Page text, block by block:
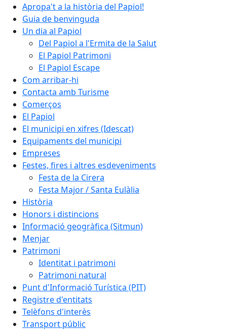
Apropa't a la història del Papiol!
Guia de benvinguda
Un dia al Papiol
Del Papiol a l'Ermita de la Salut
El Papiol Patrimoni
El Papiol Escape
Com arribar-hi
Contacta amb Turisme
Comerços
El Papiol
El municipi en xifres (Idescat)
Equipaments del municipi
Empreses
Festes, fires i altres esdeveniments
Festa de la Cirera
Festa Major / Santa Eulàlia
Història
Honors i distincions
Informació geogràfica (Sitmun)
Menjar
Patrimoni
Identitat i patrimoni
Patrimoni natural
Punt d'Informació Turística (PIT)
Registre d'entitats
Telèfons d'interès
Transport públic